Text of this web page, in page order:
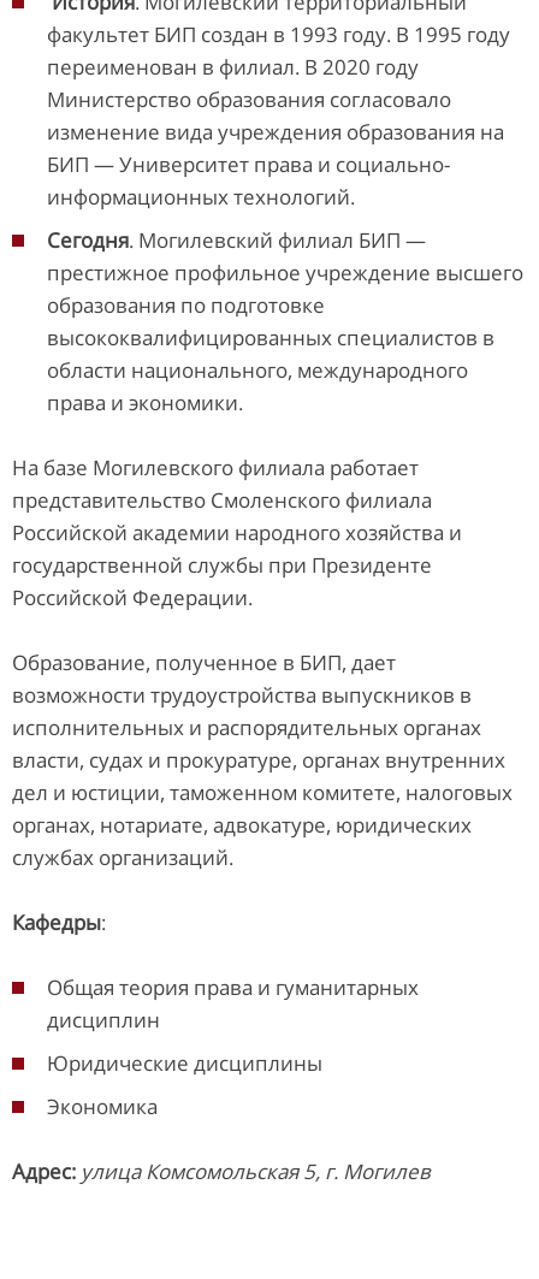
факультет БИП создан в 1993 году. В 1995 году
переименован в филиал. В 2020 году
Министерство образования согласовало
изменение вида учреждения образования на
БИП — Университет права и социально-
информационных технологий.
Сегодня. Могилевский филиал БИП —
престижное профильное учреждение высшего
образования по подготовке
высококвалифицированных специалистов в
области национального, международного
права и экономики.
На базе Могилевского филиала работает
представительство Смоленского филиала
Российской академии народного хозяйства и
государственной службы при Президенте
Российской Федерации.
Образование, полученное в БИП, дает
возможности трудоустройства выпускников в
исполнительных и распорядительных органах
власти, судах и прокуратуре, органах внутренних
дел и юстиции, таможенном комитете, налоговых
органах, нотариате, адвокатуре, юридических
службах организаций.
Кафедры:
Общая теория права и гуманитарных
дисциплин
Юридические дисциплины
Экономика
Адрес: улица Комсомольская 5, г. Могилев